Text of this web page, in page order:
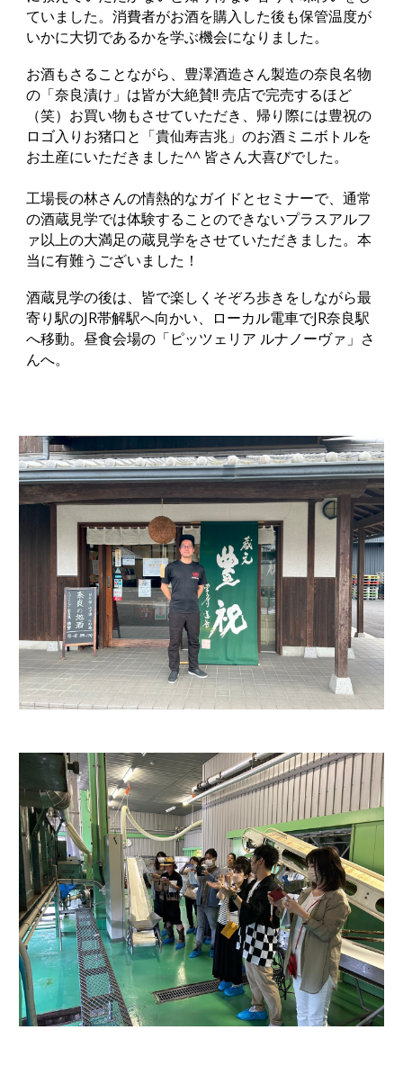
ていました。消費者がお酒を購入した後も保管温度が
いかに大切であるかを学ぶ機会になりました。
お酒もさることながら、豊澤酒造さん製造の奈良名物
の「奈良漬け」は皆が大絶賛!! 売店で完売するほど
（笑）お買い物もさせていただき、帰り際には豊祝の
ロゴ入りお猪口と「貴仙寿吉兆」のお酒ミニボトルを
お土産にいただきました^^ 皆さん大喜びでした。
工場長の林さんの情熱的なガイドとセミナーで、通常
の酒蔵見学では体験することのできないプラスアルフ
ァ以上の大満足の蔵見学をさせていただきました。本
当に有難うございました！
酒蔵見学の後は、皆で楽しくそぞろ歩きをしながら最
寄り駅のJR帯解駅へ向かい、ローカル電車でJR奈良駅
へ移動。昼食会場の「ピッツェリア ルナノーヴァ」さ
んへ。